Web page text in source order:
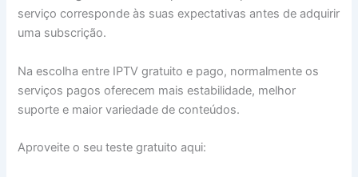
serviço corresponde às suas expectativas antes de adquirir
uma subscrição.
Na escolha entre IPTV gratuito e pago, normalmente os
serviços pagos oferecem mais estabilidade, melhor
suporte e maior variedade de conteúdos.
Aproveite o seu teste gratuito aqui: